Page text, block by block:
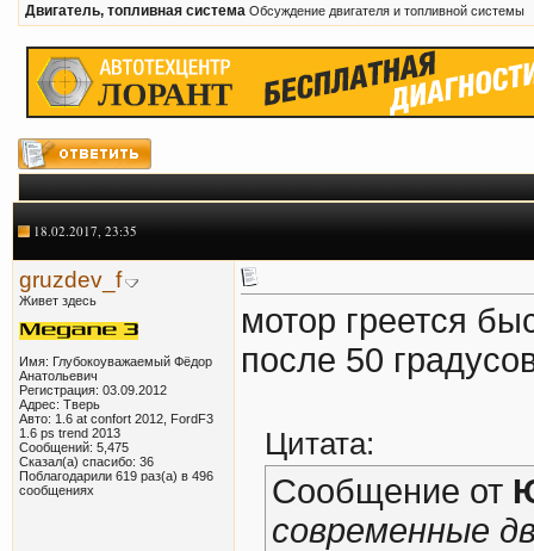
Двигатель, топливная система Обсуждение двигателя и топливной системы
18.02.2017, 23:35
gruzdev_f
Живет здесь
Имя: Глубокоуважаемый Фёдор
Анатольевич
Регистрация: 03.09.2012
Адрес: Тверь
Авто: 1.6 at confort 2012, FordF3
1.6 ps trend 2013
Сообщений: 5,475
Сказал(а) спасибо: 36
Поблагодарили 619 раз(а) в 496
сообщениях
мотор греется
после 50
Цитата:
Сообщение от
современные